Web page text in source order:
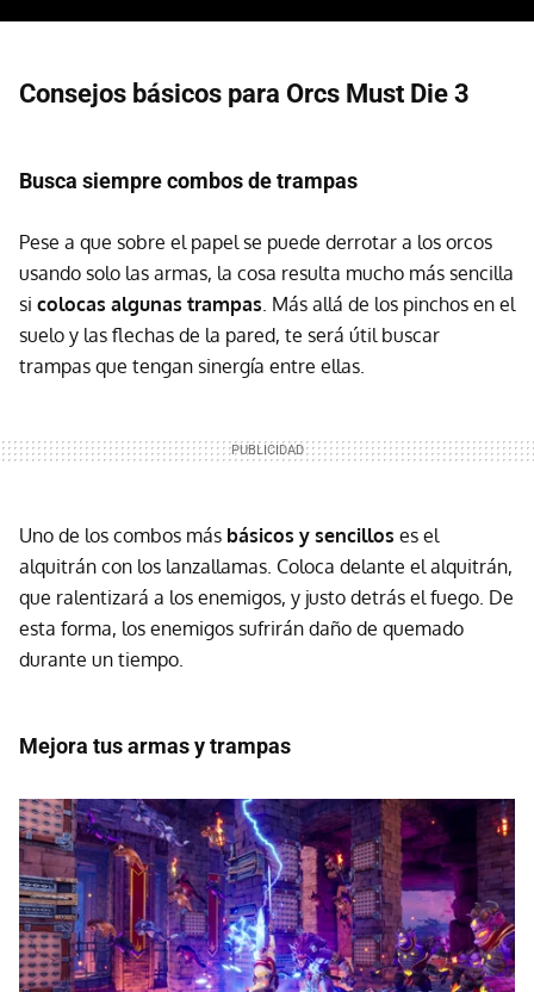
Consejos básicos para Orcs Must Die 3
Busca siempre combos de trampas
Pese a que sobre el papel se puede derrotar a los orcos
usando solo las armas, la cosa resulta mucho más sencilla
si colocas algunas trampas . Más allá de los pinchos en el
suelo y las flechas de la pared, te será útil buscar
trampas que tengan sinergía entre ellas.
Uno de los combos más básicos y sencillos es el
alquitrán con los lanzallamas. Coloca delante el alquitrán,
que ralentizará a los enemigos, y justo detrás el fuego. De
esta forma, los enemigos sufrirán daño de quemado
durante un tiempo.
Mejora tus armas y trampas